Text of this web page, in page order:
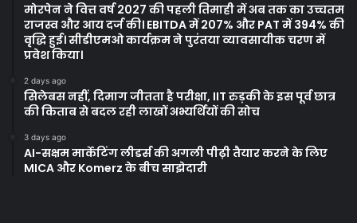
मोरपेन ने वित्त वर्ष 2027 की पहली तिमाही में अब तक का उच्चतम
राजस्व और आय दर्ज की। EBITDA में 207% और PAT में 394% की
वृद्धि हुई। सीडीएमओ कार्यक्रम ने पुरंतया व्यावसायीक चरण में
प्रवेश किया।
2 days ago
सिलेबस नहीं, दिमाग जीतता है परीक्षा, IIT रुड़की के इस पूर्व छात्र
की किताब से बदल रही लाखों अभ्यर्थियों की सोच
3 days ago
AI-सक्षम मार्केटिंग लीडर्स की अगली पीढ़ी तैयार करने के लिए
MICA और Komerz के बीच साझेदारी